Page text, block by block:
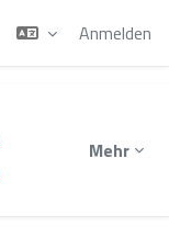
Anmelden
Mehr